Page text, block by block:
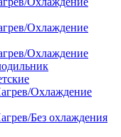
Охлаждение
Охлаждение
Охлаждение
Без охлаждения